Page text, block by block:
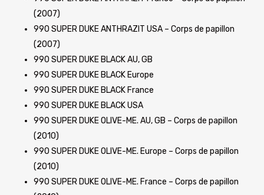
(2007)
990 SUPER DUKE ANTHRAZIT USA – Corps de papillon
(2007)
990 SUPER DUKE BLACK AU, GB
990 SUPER DUKE BLACK Europe
990 SUPER DUKE BLACK France
990 SUPER DUKE BLACK USA
990 SUPER DUKE OLIVE-ME. AU, GB – Corps de papillon
(2010)
990 SUPER DUKE OLIVE-ME. Europe – Corps de papillon
(2010)
990 SUPER DUKE OLIVE-ME. France – Corps de papillon